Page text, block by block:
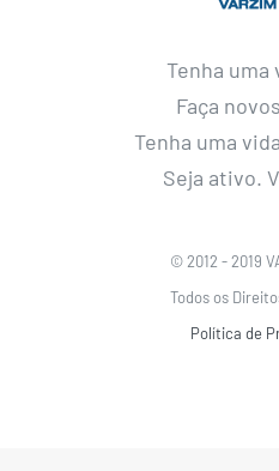
Tenha uma
Faça
Tenha uma
Seja ativo.
© 2012 - 2019
Todos os
Política de